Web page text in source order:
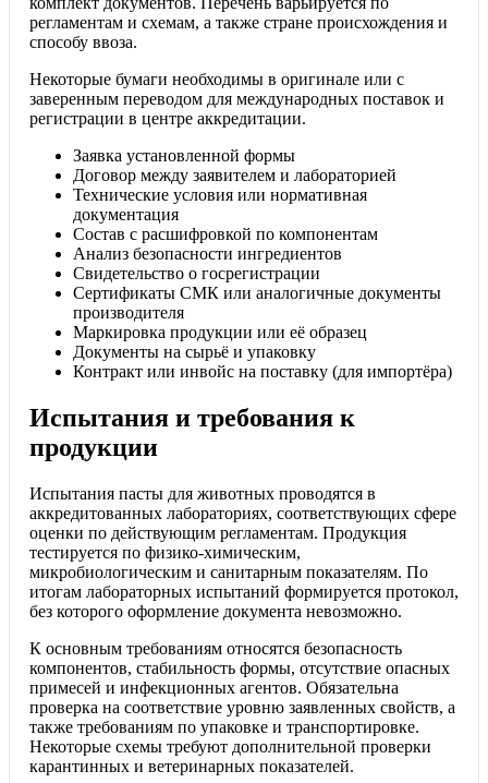
регламентам и схемам, а также стране происхождения и
способу ввоза.
Некоторые бумаги необходимы в оригинале или с
заверенным переводом для международных поставок и
регистрации в центре аккредитации.
Заявка установленной формы
Договор между заявителем и лабораторией
Технические условия или нормативная
документация
Состав с расшифровкой по компонентам
Анализ безопасности ингредиентов
Свидетельство о госрегистрации
Сертификаты СМК или аналогичные документы
производителя
Маркировка продукции или её образец
Документы на сырьё и упаковку
Контракт или инвойс на поставку (для импортёра)
Испытания и требования к
продукции
Испытания пасты для животных проводятся в
аккредитованных лабораториях, соответствующих сфере
оценки по действующим регламентам. Продукция
тестируется по физико-химическим,
микробиологическим и санитарным показателям. По
итогам лабораторных испытаний формируется протокол,
без которого оформление документа невозможно.
К основным требованиям относятся безопасность
компонентов, стабильность формы, отсутствие опасных
примесей и инфекционных агентов. Обязательна
проверка на соответствие уровню заявленных свойств, а
также требованиям по упаковке и транспортировке.
Некоторые схемы требуют дополнительной проверки
карантинных и ветеринарных показателей.